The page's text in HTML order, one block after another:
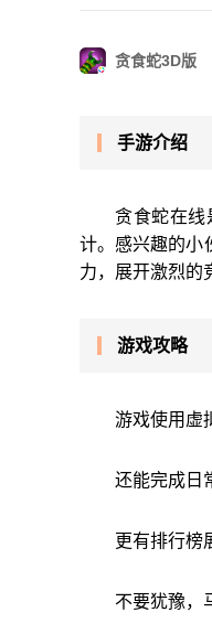
贪食蛇3D版
手游介绍
贪食蛇在线
计。感兴趣的小
力，展开激烈的
游戏攻略
游戏使用虚
还能完成日
更有排行榜
不要犹豫，